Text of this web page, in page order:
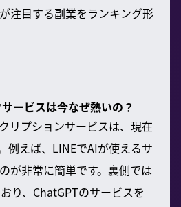
注目する副業をランキング形
ービスは今なぜ熱いの？
リプションサービスは、現在
例えば、LINEでAIが使えるサ
が非常に簡単です。裏側では
り、ChatGPTのサービスを